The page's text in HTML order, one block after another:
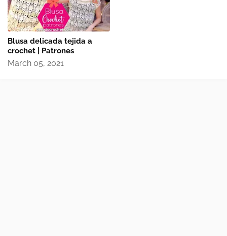
Blusa delicada tejida a
crochet | Patrones
March 05, 2021